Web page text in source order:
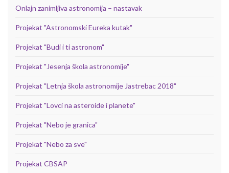
Onlajn zanimljiva astronomija – nastavak
Projekat "Astronomski Eureka kutak"
Projekat "Budi i ti astronom"
Projekat "Jesenja škola astronomije"
Projekat "Letnja škola astronomije Jastrebac 2018"
Projekat "Lovci na asteroide i planete"
Projekat "Nebo je granica"
Projekat "Nebo za sve"
Projekat CBSAP